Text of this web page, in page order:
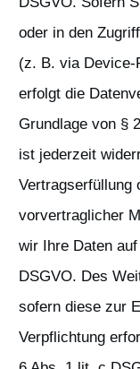
oder in den
(z. B. via Device-
erfolgt die
Grundlage von §
ist jederzeit
Vertragserfüllung
vorvertraglicher
wir Ihre Daten
DSGVO. Des
sofern diese zur
Verpflichtung